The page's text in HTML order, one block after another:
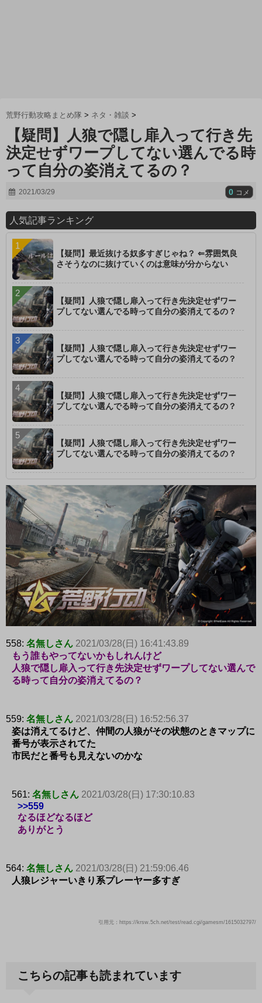
荒野行動攻略まとめ隊 > ネタ・雑談 >
【疑問】人狼で隠し扉入って行き先
決定せずワープしてない選んでる時
って自分の姿消えてるの？
2021/03/29 0 コメ
人気記事ランキング
【疑問】最近抜ける奴多すぎじゃね？ ⇐雰囲気良
さそうなのに抜けていくのは意味が分からない
【疑問】人狼で隠し扉入って行き先決定せずワー
プしてない選んでる時って自分の姿消えてるの？
【疑問】人狼で隠し扉入って行き先決定せずワー
プしてない選んでる時って自分の姿消えてるの？
【疑問】人狼で隠し扉入って行き先決定せずワー
プしてない選んでる時って自分の姿消えてるの？
【疑問】人狼で隠し扉入って行き先決定せずワー
プしてない選んでる時って自分の姿消えてるの？
558: 名無しさん 2021/03/28(日) 16:41:43.89
もう誰もやってないかもしれんけど
人狼で隠し扉入って行き先決定せずワープしてない選んで
る時って自分の姿消えてるの？
559: 名無しさん 2021/03/28(日) 16:52:56.37
姿は消えてるけど、仲間の人狼がその状態のときマップに
番号が表示されてた
市民だと番号も見えないのかな
561: 名無しさん 2021/03/28(日) 17:30:10.83
>>559
なるほどなるほど
ありがとう
564: 名無しさん 2021/03/28(日) 21:59:06.46
人狼レジャーいきり系プレーヤー多すぎ
引用元：https://krsw.5ch.net/test/read.cgi/gamesm/1615032797/
こちらの記事も読まれています